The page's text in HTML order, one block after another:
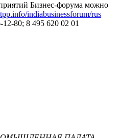
Бизнес-форума можно
indiabusinessforum/rus
80; 8 495 620 02 01